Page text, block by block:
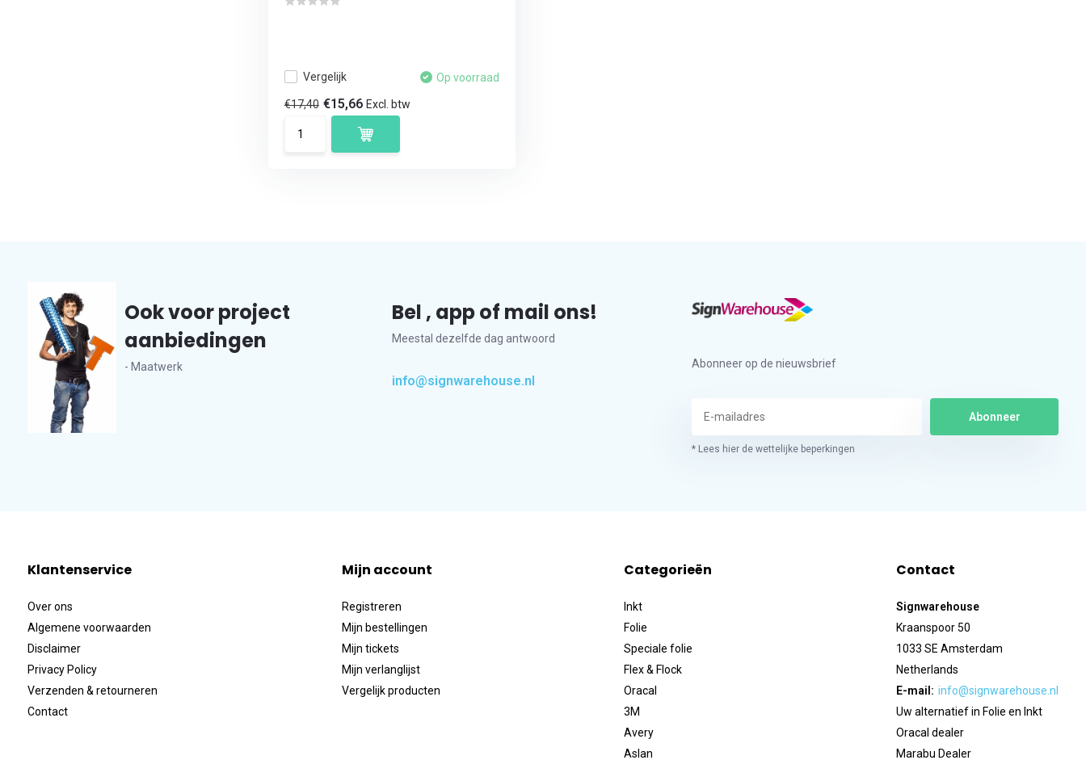
Vergelijk Op voorraad
€17,40 €15,66 Excl. btw
Ook voor project
aanbiedingen
- Maatwerk
Bel , app of mail ons!
Meestal dezelfde dag antwoord
info@signwarehouse.nl
Abonneer op de nieuwsbrief
Abonneer
* Lees hier de wettelijke beperkingen
Klantenservice
Over ons
Algemene voorwaarden
Disclaimer
Privacy Policy
Verzenden & retourneren
Contact
Mijn account
Registreren
Mijn bestellingen
Mijn tickets
Mijn verlanglijst
Vergelijk producten
Categorieën
Inkt
Folie
Speciale folie
Flex & Flock
Oracal
3M
Avery
Aslan
Contact
Signwarehouse
Kraanspoor 50
1033 SE Amsterdam
Netherlands
E-mail: info@signwarehouse.nl
Uw alternatief in Folie en Inkt
Oracal dealer
Marabu Dealer